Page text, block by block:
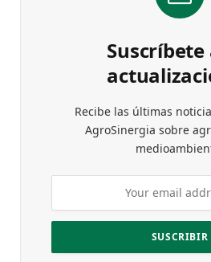
Suscríbete
Recibe las últimas
AgroSinergia sobre